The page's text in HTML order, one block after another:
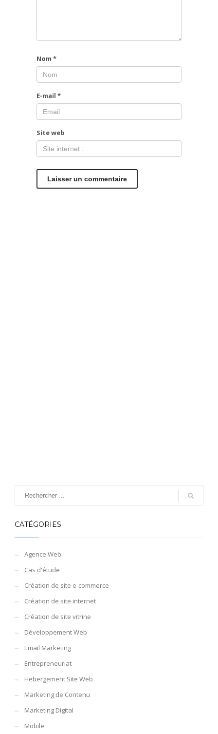
Nom *
E-mail *
Site web
CATÉGORIES
Agence Web
Cas d'étude
Création de site e-commerce
Création de site internet
Création de site vitrine
Développement Web
Email Marketing
Entrepreneuriat
Hebergement Site Web
Marketing de Contenu
Marketing Digital
Mobile